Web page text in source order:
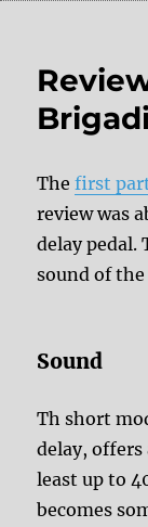
Thefirst
review was
delay pedal.
sound of
Sound
Th short
delay,
least up to
becomes